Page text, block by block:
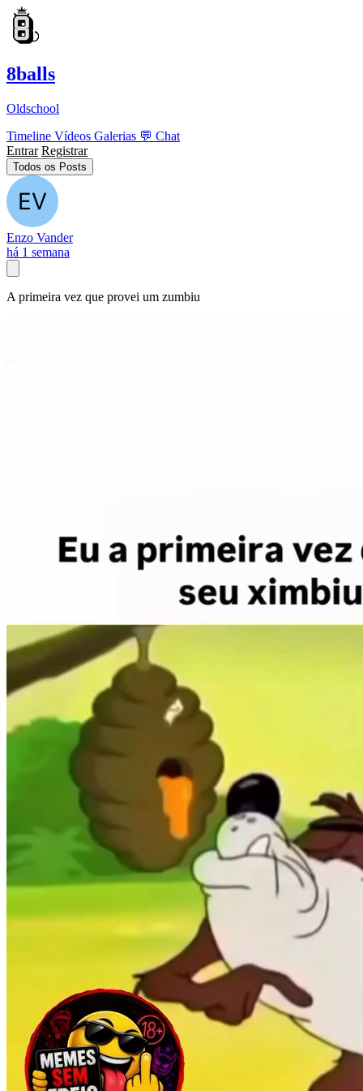
8balls
Oldschool
Timeline Vídeos Galerias 💬 Chat
Entrar Registrar
Todos os Posts
Enzo Vander
há 1 semana
A primeira vez que provei um zumbiu